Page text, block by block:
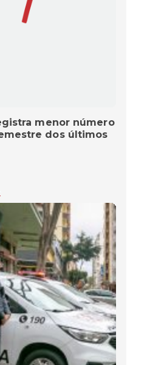
menor número
dos últimos